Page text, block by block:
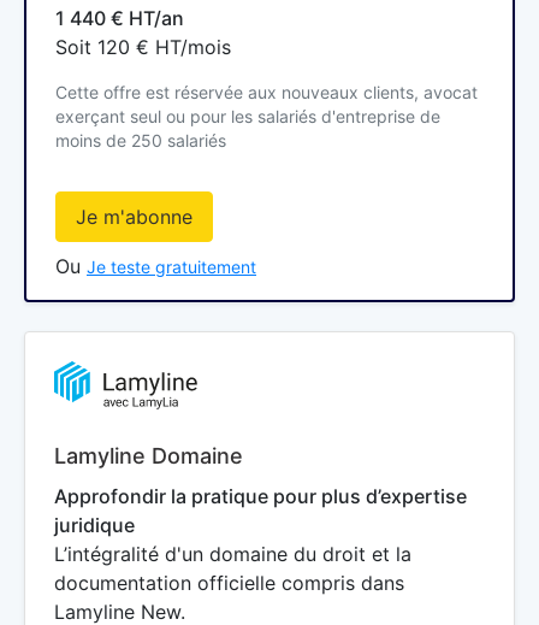
1 440 € HT/an
Soit 120 € HT/mois
Cette offre est réservée aux nouveaux clients, avocat
exerçant seul ou pour les salariés d'entreprise de
moins de 250 salariés
Je m'abonne
Ou Je teste gratuitement
Lamyline Domaine
Approfondir la pratique pour plus d’expertise
juridique
L’intégralité d'un domaine du droit et la
documentation officielle compris dans
Lamyline New.